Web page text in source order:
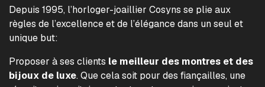
Depuis 1995, l’horloger-joaillier Cosyns se plie aux
règles de l’excellence et de l’élégance dans un seul et
unique but:
Proposer à ses clients le meilleur des montres et des
bijoux de luxe. Que cela soit pour des fiançailles, une